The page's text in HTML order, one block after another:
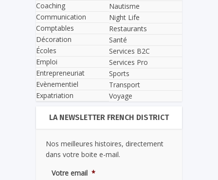
Coaching
Communication
Comptables
Décoration
Écoles
Emploi
Entrepreneuriat
Evènementiel
Expatriation
Nautisme
Night Life
Restaurants
Santé
Services B2C
Services Pro
Sports
Transport
Voyage
LA NEWSLETTER FRENCH DISTRICT
Nos meilleures histoires, directement
dans votre boite e-mail.
Votre email *